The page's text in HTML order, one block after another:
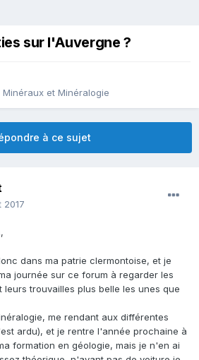
sur l'Auvergne ?
Minéraux et Minéralogie
à ce sujet
2017
dans ma patrie clermontoise, et je
journée sur ce forum à regarder les
trouvailles plus belle les unes que
me rendant aux différentes
ardu), et je rentre l'année prochaine à
formation en géologie, mais je n'en ai